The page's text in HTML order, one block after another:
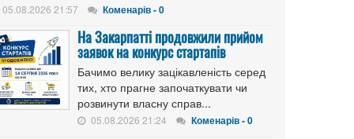
05.08.2026 21:57 Коменарів - 0
На Закарпатті продовжили прийом
заявок на конкурс стартапів
Бачимо велику зацікавленість серед
тих, хто прагне започаткувати чи
розвинути власну справ...
05.08.2026 21:24 Коменарів - 0